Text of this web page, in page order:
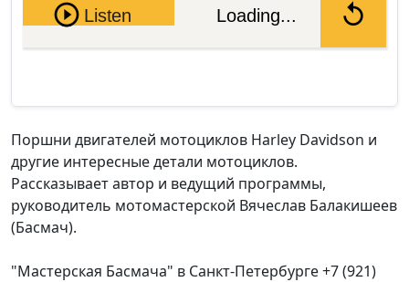
Pause
Listen Loading...
Поршни двигателей мотоциклов Harley Davidson и
другие интересные детали мотоциклов.
Рассказывает автор и ведущий программы,
руководитель мотомастерской Вячеслав Балакишеев
(Басмач).
"Мастерская Басмача" в Санкт-Петербурге +7 (921)